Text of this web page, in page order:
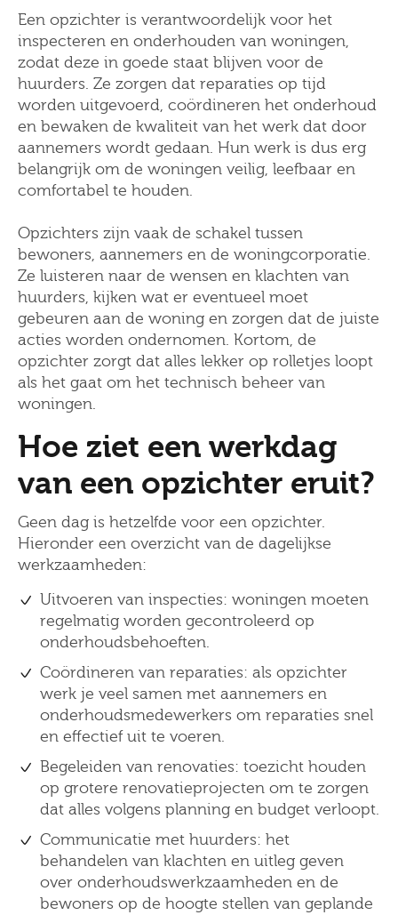
Een opzichter is verantwoordelijk voor het
inspecteren en onderhouden van woningen,
zodat deze in goede staat blijven voor de
huurders. Ze zorgen dat reparaties op tijd
worden uitgevoerd, coördineren het onderhoud
en bewaken de kwaliteit van het werk dat door
aannemers wordt gedaan. Hun werk is dus erg
belangrijk om de woningen veilig, leefbaar en
comfortabel te houden.
Opzichters zijn vaak de schakel tussen
bewoners, aannemers en de woningcorporatie.
Ze luisteren naar de wensen en klachten van
huurders, kijken wat er eventueel moet
gebeuren aan de woning en zorgen dat de juiste
acties worden ondernomen. Kortom, de
opzichter zorgt dat alles lekker op rolletjes loopt
als het gaat om het technisch beheer van
woningen.
Hoe ziet een werkdag
van een opzichter eruit?
Geen dag is hetzelfde voor een opzichter.
Hieronder een overzicht van de dagelijkse
werkzaamheden:
Uitvoeren van inspecties: woningen moeten
regelmatig worden gecontroleerd op
onderhoudsbehoeften.
Coördineren van reparaties: als opzichter
werk je veel samen met aannemers en
onderhoudsmedewerkers om reparaties snel
en effectief uit te voeren.
Begeleiden van renovaties: toezicht houden
op grotere renovatieprojecten om te zorgen
dat alles volgens planning en budget verloopt.
Communicatie met huurders: het
behandelen van klachten en uitleg geven
over onderhoudswerkzaamheden en de
bewoners op de hoogte stellen van geplande